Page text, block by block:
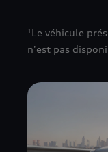
¹Le véhicule
n'est pas